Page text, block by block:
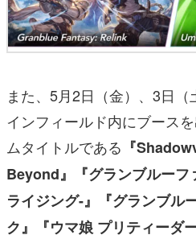
また、5月2日（金）、3日
インフィールド内にブース
ムタイトルである 『
Beyond』『グランブルーフ
ライジング-』『グランブル
ク』『ウマ娘 プリティーダ